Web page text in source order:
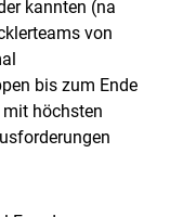
kannten (na
von
bis zum Ende
höchsten